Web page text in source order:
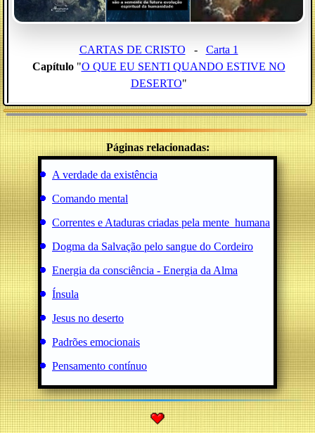
CARTAS DE CRISTO - Carta 1
Capítulo"O QUE EU SENTI QUANDO ESTIVE NO
DESERTO"
Páginas relacionadas:
A verdade da existência
Comando mental
Correntes e Ataduras criadas pela mente_humana
Dogma da Salvação pelo sangue do Cordeiro
Energia da consciência - Energia da Alma
Ínsula
Jesus no deserto
Padrões emocionais
Pensamento contínuo